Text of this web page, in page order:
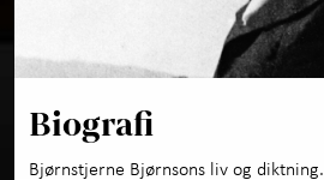
Biografi
Bjørnstjerne Bjørnsons liv og diktning.